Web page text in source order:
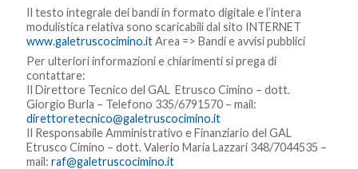
Il testo integrale dei bandi in formato digitale e l’intera
modulistica relativa sono scaricabili dal sito INTERNET
www.galetruscocimino.itArea => Bandi e avvisi pubblici
Per ulteriori informazioni e chiarimenti si prega di
contattare:
Il Direttore Tecnico del GAL Etrusco Cimino – dott.
Giorgio Burla – Telefono 335/6791570 – mail:
direttoretecnico@galetruscocimino.it
Il Responsabile Amministrativo e Finanziario del GAL
Etrusco Cimino – dott. Valerio Maria Lazzari 348/7044535 –
mail:raf@galetruscocimino.it